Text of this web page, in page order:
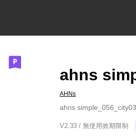
ahns
AHNs
ahns simple_056_city03
V2.33 / 無使用效期限制